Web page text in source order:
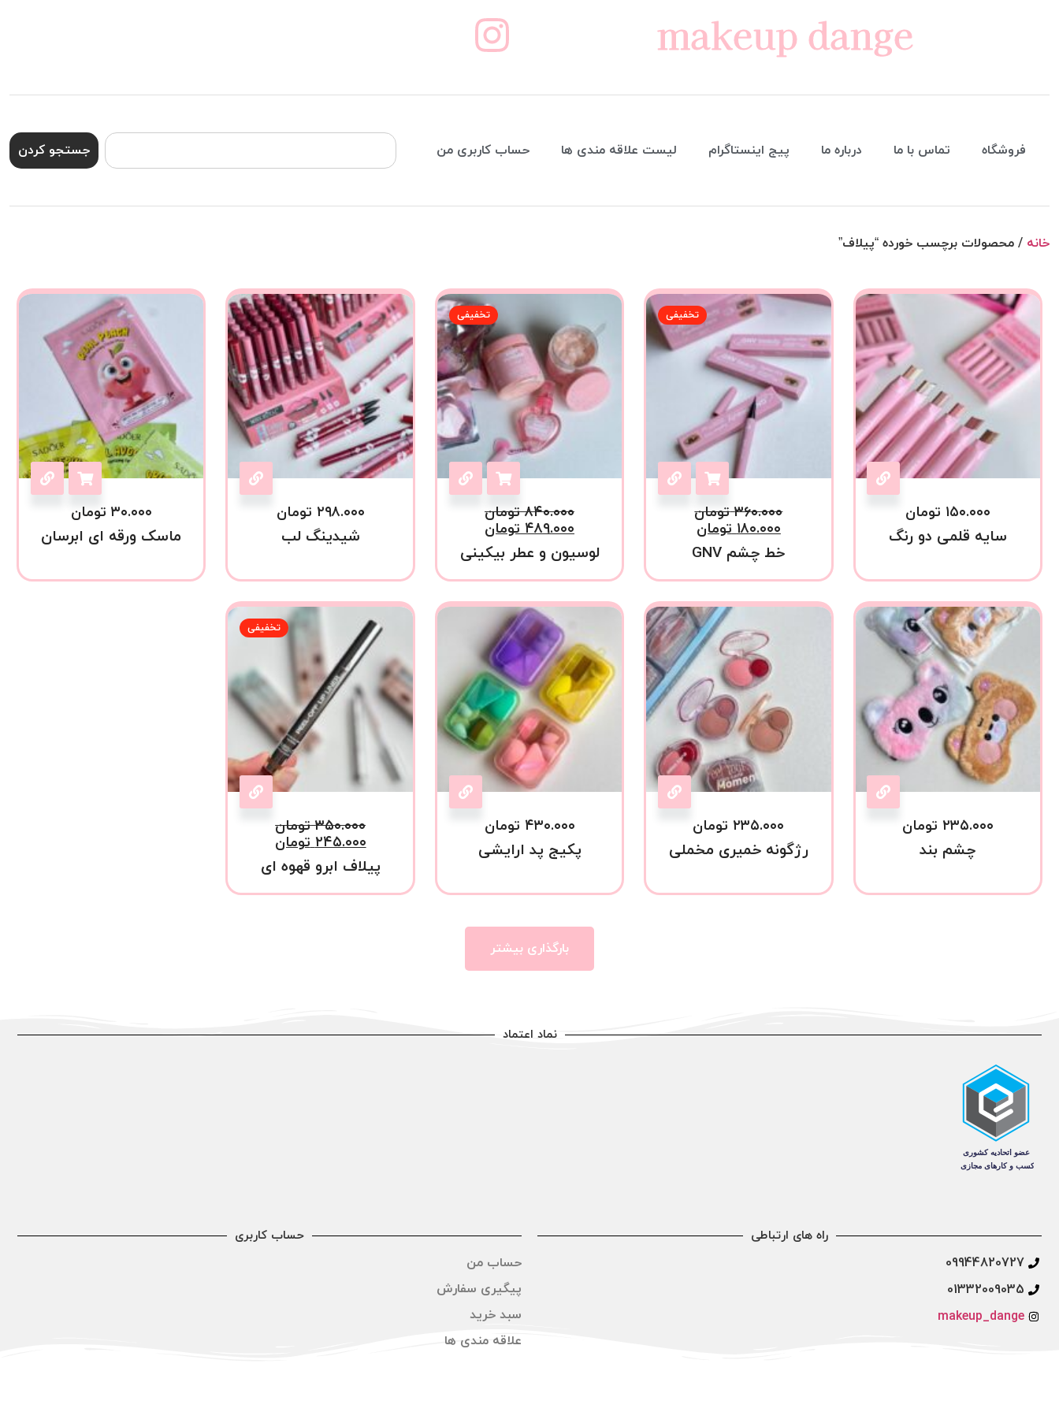
makeup dange
فروشگاه تماس با ما درباره ما پیج اینستاگرام لیست علاقه مندی ها حساب کاربری من جستجو کردن
خانه / محصولات برچسب خورده “پیلاف”
۱۵۰.۰۰۰ تومان
سایه قلمی دو رنگ
تخفیفی
۳۶۰.۰۰۰ تومان
۱۸۰.۰۰۰ تومان
خط چشم GNV
تخفیفی
۸۴۰.۰۰۰ تومان
۴۸۹.۰۰۰ تومان
لوسیون و عطر بیکینی
۲۹۸.۰۰۰ تومان
شیدینگ لب
۳۰.۰۰۰ تومان
ماسک ورقه ای ابرسان
۲۳۵.۰۰۰ تومان
چشم بند
۲۳۵.۰۰۰ تومان
رژگونه خمیری مخملی
۴۳۰.۰۰۰ تومان
پکیج پد ارایشی
تخفیفی
۳۵۰.۰۰۰ تومان
۲۴۵.۰۰۰ تومان
پیلاف ابرو قهوه ای
بارگذاری بیشتر
نماد اعتماد
راه های ارتباطی
09944820727
01332009035
makeup_dange
حساب کاربری
حساب من
پیگیری سفارش
سبد خرید
علاقه مندی ها